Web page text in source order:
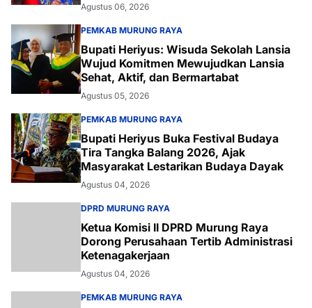
Agustus 06, 2026
PEMKAB MURUNG RAYA
Bupati Heriyus: Wisuda Sekolah Lansia
Wujud Komitmen Mewujudkan Lansia
Sehat, Aktif, dan Bermartabat
Agustus 05, 2026
PEMKAB MURUNG RAYA
Bupati Heriyus Buka Festival Budaya
Tira Tangka Balang 2026, Ajak
Masyarakat Lestarikan Budaya Dayak
Agustus 04, 2026
DPRD MURUNG RAYA
Ketua Komisi II DPRD Murung Raya
Dorong Perusahaan Tertib Administrasi
Ketenagakerjaan
Agustus 04, 2026
PEMKAB MURUNG RAYA